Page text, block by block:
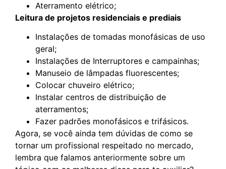
Aterramento elétrico;
Leitura de projetos residenciais e prediais
Instalações de tomadas monofásicas de uso
geral;
Instalações de Interruptores e campainhas;
Manuseio de lâmpadas fluorescentes;
Colocar chuveiro elétrico;
Instalar centros de distribuição de
aterramentos;
Fazer padrões monofásicos e trifásicos.
Agora, se você ainda tem dúvidas de como se
tornar um profissional respeitado no mercado,
lembra que falamos anteriormente sobre um